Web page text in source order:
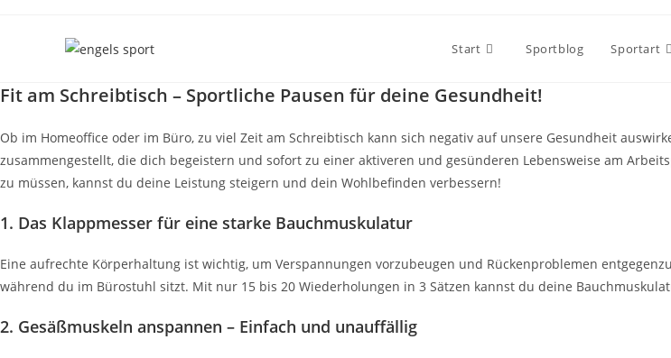
Start Sportblog Sportart
Fit am Schreibtisch – Sportliche Pausen für deine Gesundheit!
Ob im Homeoffice oder im Büro, zu viel Zeit am Schreibtisch kann sich negativ auf unsere Gesundheit
zusammengestellt, die dich begeistern und sofort zu einer aktiveren und gesünderen Lebensweise am
zu müssen, kannst du deine Leistung steigern und dein Wohlbefinden verbessern!
1. Das Klappmesser für eine starke Bauchmuskulatur
Eine aufrechte Körperhaltung ist wichtig, um Verspannungen vorzubeugen und Rückenproblemen
während du im Bürostuhl sitzt. Mit nur 15 bis 20 Wiederholungen in 3 Sätzen kannst du deine
2. Gesäßmuskeln anspannen – Einfach und unauffällig